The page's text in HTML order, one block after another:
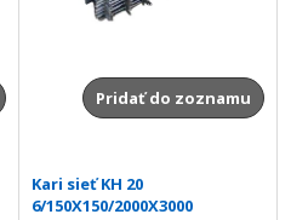
Pridať do zoznamu
Kari sieť KH 20
6/150X150/2000X3000